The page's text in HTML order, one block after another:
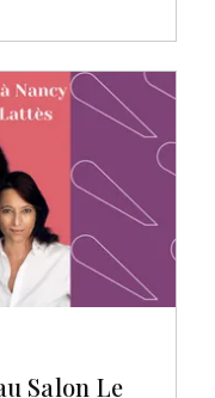
Salon Le